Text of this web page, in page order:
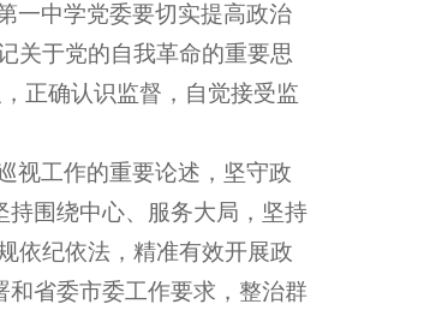
一中学党委要切实提高政治
关于党的自我革命的重要思
正确认识监督，自觉接受监
视工作的重要论述，坚守政
持围绕中心、服务大局，坚持
依纪依法，精准有效开展政
和省委市委工作要求，整治群